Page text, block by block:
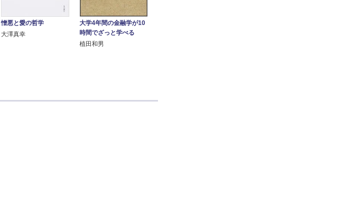
憎悪と愛の哲学
大澤真幸
大学4年間の金融学が10
時間でざっと学べる
植田和男